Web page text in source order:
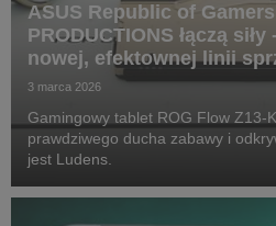
ASUS Republic of
PRODUCTIONS łączą
nowej, efektownej linii
3 marca 2026
Gamingowy tablet ROG Flow Z13-
prawdziwego ducha zabawy i
jest Ludens.